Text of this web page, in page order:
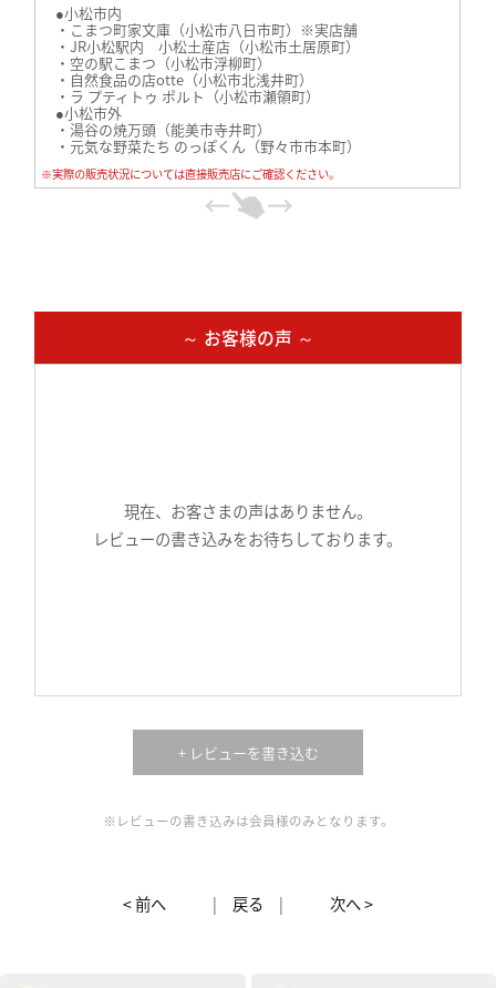
●小松市内
・こまつ町家文庫（小松市八日市町）※実店舗
・JR小松駅内 小松土産店（小松市土居原町）
・空の駅こまつ（小松市浮柳町）
・自然食品の店otte（小松市北浅井町）
・ラ プティトゥ ポルト（小松市瀬領町）
●小松市外
・湯谷の焼万頭（能美市寺井町）
・元気な野菜たち のっぽくん（野々市市本町）
・コープおおぬか（金沢市大額町）
・MIHON ICHI KANAZAWA（金沢フォーラス１F）
※実際の販売状況については直接販売店にご確認ください。
～ お客様の声 ～
現在、お客さまの声はありません。
レビューの書き込みをお待ちしております。
+ レビューを書き込む
※レビューの書き込みは会員様のみとなります。
< 前へ | 戻る | 次へ >